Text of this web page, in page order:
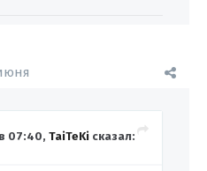
07:40, TaiTeKi сказал: